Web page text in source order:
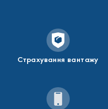
Страхування вантажу